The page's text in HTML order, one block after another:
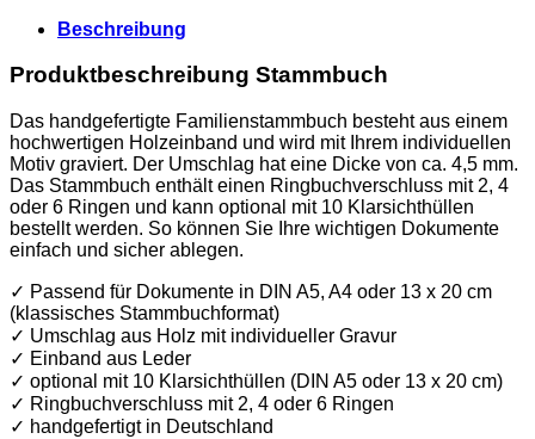
Beschreibung
Produktbeschreibung Stammbuch
Das handgefertigte Familienstammbuch besteht aus einem
hochwertigen Holzeinband und wird mit Ihrem individuellen
Motiv graviert. Der Umschlag hat eine Dicke von ca. 4,5 mm.
Das Stammbuch enthält einen Ringbuchverschluss mit 2, 4
oder 6 Ringen und kann optional mit 10 Klarsichthüllen
bestellt werden. So können Sie Ihre wichtigen Dokumente
einfach und sicher ablegen.
✓ Passend für Dokumente in DIN A5, A4 oder 13 x 20 cm
(klassisches Stammbuchformat)
✓ Umschlag aus Holz mit individueller Gravur
✓ Einband aus Leder
✓ optional mit 10 Klarsichthüllen (DIN A5 oder 13 x 20 cm)
✓ Ringbuchverschluss mit 2, 4 oder 6 Ringen
✓ handgefertigt in Deutschland